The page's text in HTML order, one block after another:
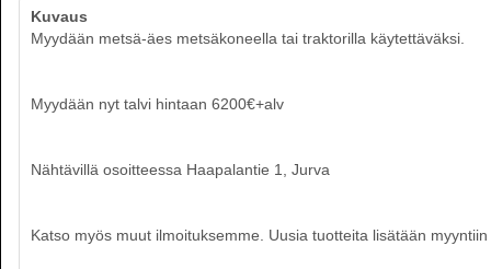
Kuvaus
Myydään metsä-äes metsäkoneella tai traktorilla käytettäväksi.
Myydään nyt talvi hintaan 6200€+alv
Nähtävillä osoitteessa Haapalantie 1, Jurva
Katso myös muut ilmoituksemme. Uusia tuotteita lisätään